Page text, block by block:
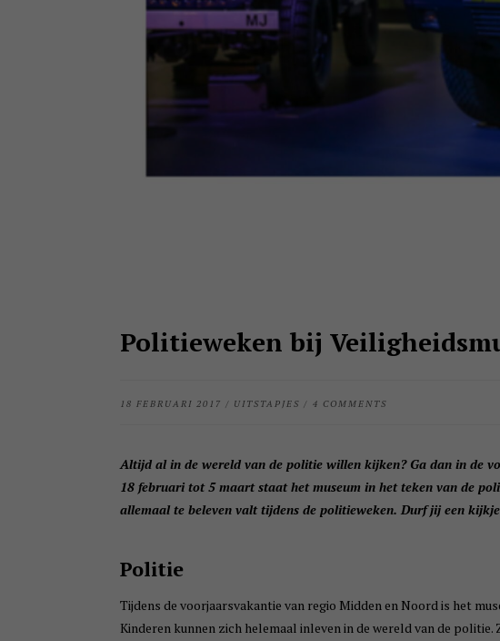
Politieweken bij
18 FEBRUARI 2017 / UITSTAPJES / 4 COMMENTS
Altijd al in de wereld van de politie willen kijken? Ga dan in de
18 februari tot 5 maart staat het museum in het teken van de
allemaal te beleven valt tijdens de politieweken. Durf jij een
Politie
Tijdens de voorjaarsvakantie van regio Midden en Noord is het
Kinderen kunnen zich helemaal inleven in de wereld van de politie.